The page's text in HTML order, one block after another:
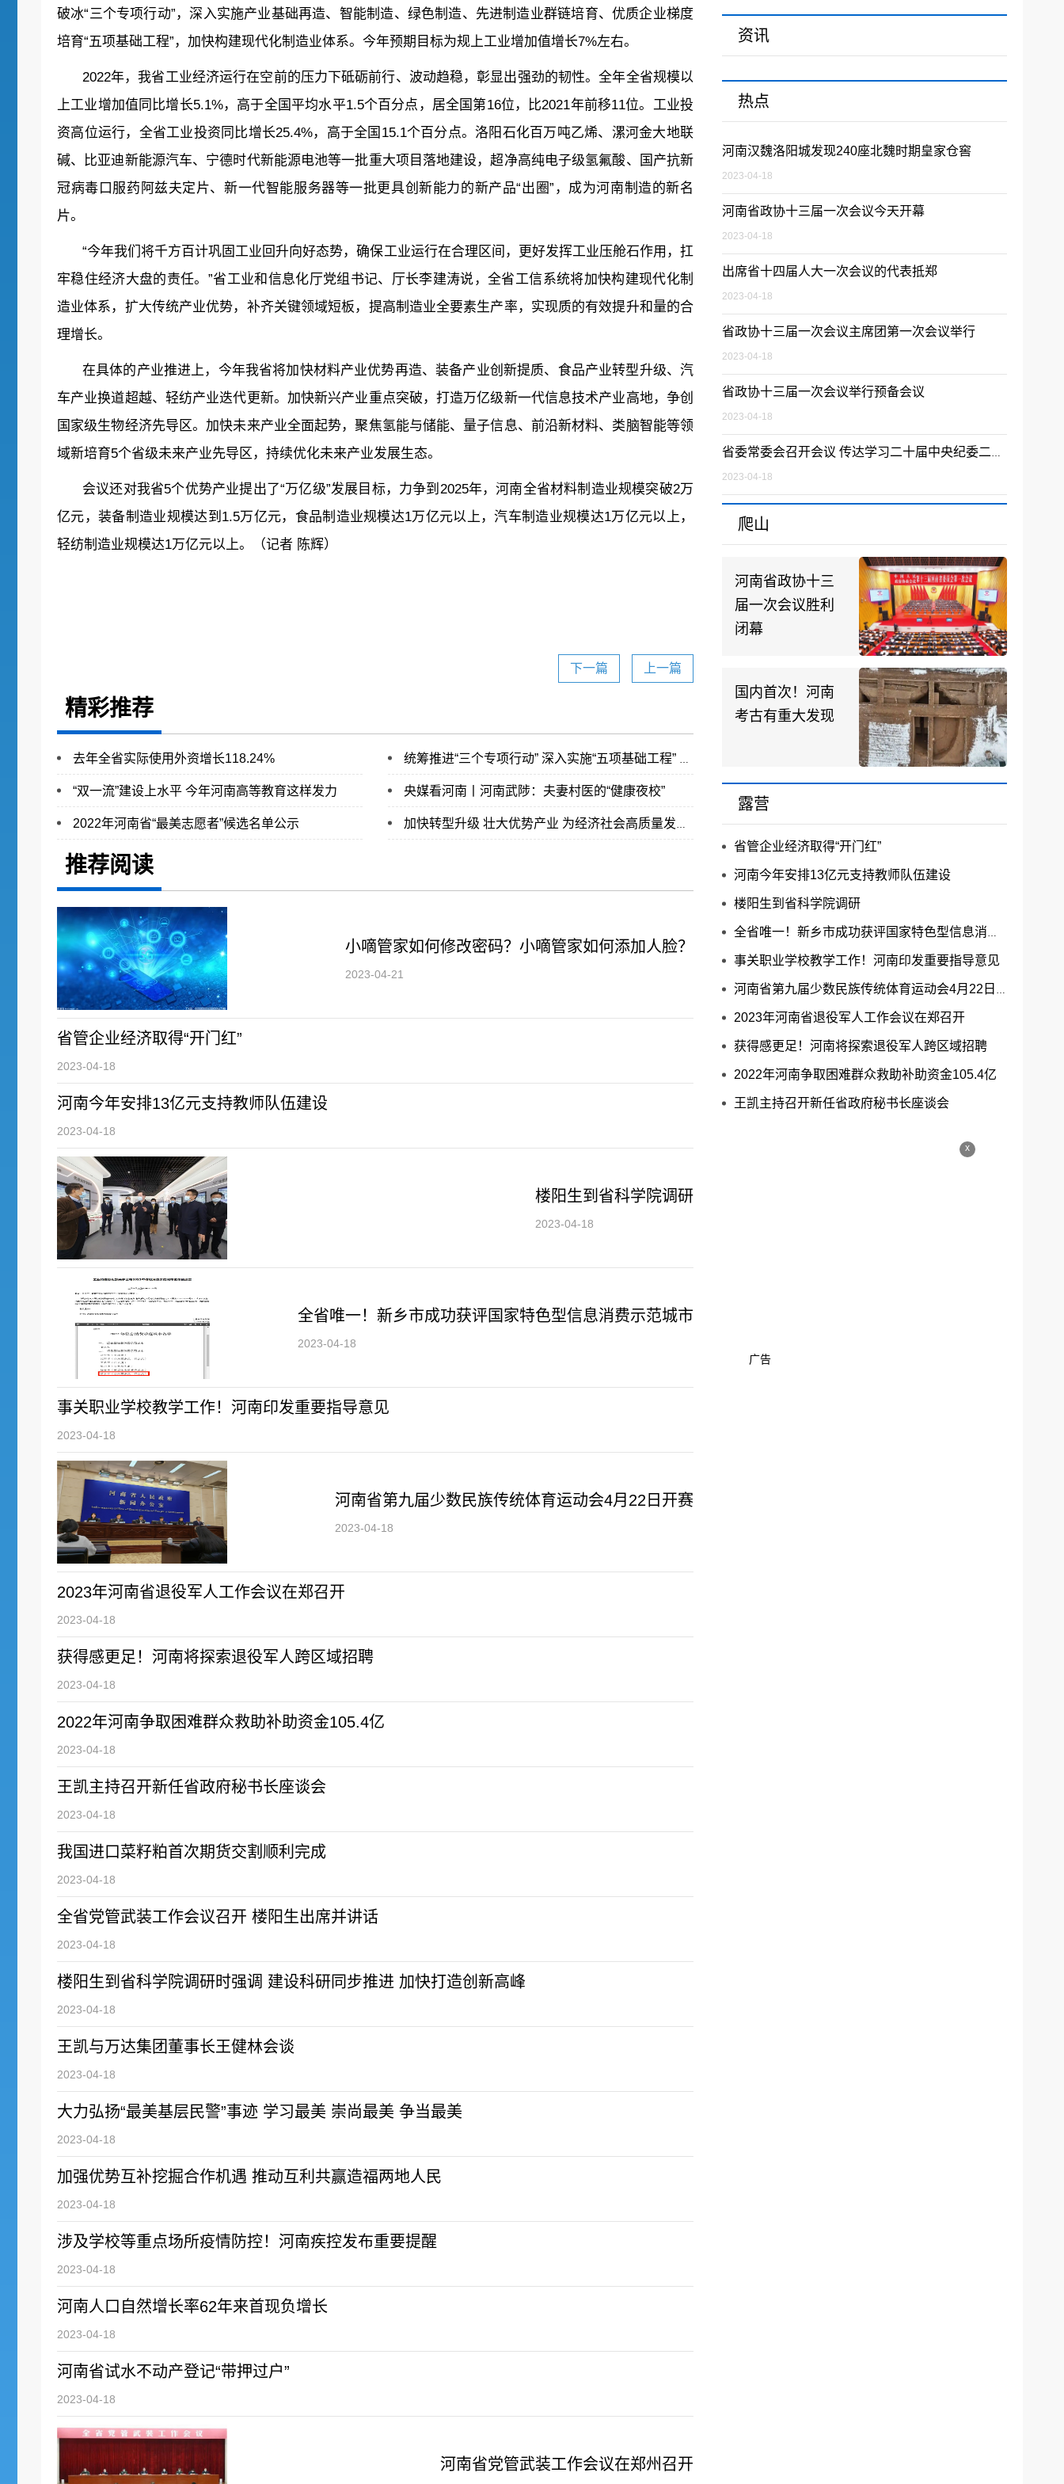
破冰“三个专项行动”，深入实施产业基础再造、智能制造、绿色制造、先进制造业群链培育、优质企业梯度
培育“五项基础工程”，加快构建现代化制造业体系。今年预期目标为规上工业增加值增长7%左右。
2022年，我省工业经济运行在空前的压力下砥砺前行、波动趋稳，彰显出强劲的韧性。全年全省规模以
上工业增加值同比增长5.1%，高于全国平均水平1.5个百分点，居全国第16位，比2021年前移11位。工业投
资高位运行，全省工业投资同比增长25.4%，高于全国15.1个百分点。洛阳石化百万吨乙烯、漯河金大地联
碱、比亚迪新能源汽车、宁德时代新能源电池等一批重大项目落地建设，超净高纯电子级氢氟酸、国产抗新
冠病毒口服药阿兹夫定片、新一代智能服务器等一批更具创新能力的新产品“出圈”，成为河南制造的新名
片。
“今年我们将千方百计巩固工业回升向好态势，确保工业运行在合理区间，更好发挥工业压舱石作用，扛
牢稳住经济大盘的责任。”省工业和信息化厅党组书记、厅长李建涛说，全省工信系统将加快构建现代化制
造业体系，扩大传统产业优势，补齐关键领域短板，提高制造业全要素生产率，实现质的有效提升和量的合
理增长。
在具体的产业推进上，今年我省将加快材料产业优势再造、装备产业创新提质、食品产业转型升级、汽
车产业换道超越、轻纺产业迭代更新。加快新兴产业重点突破，打造万亿级新一代信息技术产业高地，争创
国家级生物经济先导区。加快未来产业全面起势，聚焦氢能与储能、量子信息、前沿新材料、类脑智能等领
域新培育5个省级未来产业先导区，持续优化未来产业发展生态。
会议还对我省5个优势产业提出了“万亿级”发展目标，力争到2025年，河南全省材料制造业规模突破2万
亿元，装备制造业规模达到1.5万亿元，食品制造业规模达1万亿元以上，汽车制造业规模达1万亿元以上，
轻纺制造业规模达1万亿元以上。（记者 陈辉）
上一篇
下一篇
精彩推荐
去年全省实际使用外资增长118.24% 统筹推进“三个专项行动” 深入实施“五项基础工程” 河南5个优势产业瞄准“万亿级”
“双一流”建设上水平 今年河南高等教育这样发力 央媒看河南丨河南武陟：夫妻村医的“健康夜校”
2022年河南省“最美志愿者”候选名单公示 加快转型升级 壮大优势产业 为经济社会高质量发展增势赋能
推荐阅读
小嘀管家如何修改密码？小嘀管家如何添加人脸？
2023-04-21
省管企业经济取得“开门红”
2023-04-18
河南今年安排13亿元支持教师队伍建设
2023-04-18
楼阳生到省科学院调研
2023-04-18
全省唯一！新乡市成功获评国家特色型信息消费示范城市
2023-04-18
事关职业学校教学工作！河南印发重要指导意见
2023-04-18
河南省第九届少数民族传统体育运动会4月22日开赛
2023-04-18
2023年河南省退役军人工作会议在郑召开
2023-04-18
获得感更足！河南将探索退役军人跨区域招聘
2023-04-18
2022年河南争取困难群众救助补助资金105.4亿
2023-04-18
王凯主持召开新任省政府秘书长座谈会
2023-04-18
我国进口菜籽粕首次期货交割顺利完成
2023-04-18
全省党管武装工作会议召开 楼阳生出席并讲话
2023-04-18
楼阳生到省科学院调研时强调 建设科研同步推进 加快打造创新高峰
2023-04-18
王凯与万达集团董事长王健林会谈
2023-04-18
大力弘扬“最美基层民警”事迹 学习最美 崇尚最美 争当最美
2023-04-18
加强优势互补挖掘合作机遇 推动互利共赢造福两地人民
2023-04-18
涉及学校等重点场所疫情防控！河南疾控发布重要提醒
2023-04-18
河南人口自然增长率62年来首现负增长
2023-04-18
河南省试水不动产登记“带押过户”
2023-04-18
河南省党管武装工作会议在郑州召开
资讯
热点
河南汉魏洛阳城发现240座北魏时期皇家仓窖
2023-04-18
河南省政协十三届一次会议今天开幕
2023-04-18
出席省十四届人大一次会议的代表抵郑
2023-04-18
省政协十三届一次会议主席团第一次会议举行
2023-04-18
省政协十三届一次会议举行预备会议
2023-04-18
省委常委会召开会议 传达学习二十届中央纪委二次全会精神 研究全面从严治党、政法、统战等工作 楼阳生主持并讲话
2023-04-18
爬山
河南省政协十三
届一次会议胜利
闭幕
国内首次！河南
考古有重大发现
露营
省管企业经济取得“开门红”
河南今年安排13亿元支持教师队伍建设
楼阳生到省科学院调研
全省唯一！新乡市成功获评国家特色型信息消费示范城市
事关职业学校教学工作！河南印发重要指导意见
河南省第九届少数民族传统体育运动会4月22日开赛
2023年河南省退役军人工作会议在郑召开
获得感更足！河南将探索退役军人跨区域招聘
2022年河南争取困难群众救助补助资金105.4亿
王凯主持召开新任省政府秘书长座谈会
x
广告